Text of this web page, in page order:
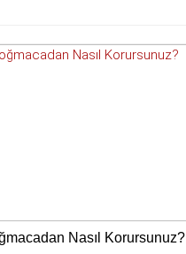
Nasıl Korursunuz?